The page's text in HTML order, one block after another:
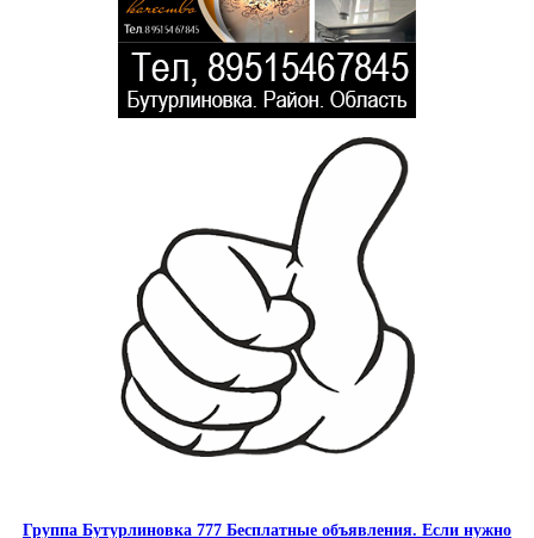
Группа Бутурлиновка 777 Бесплатные объявления. Если нужно